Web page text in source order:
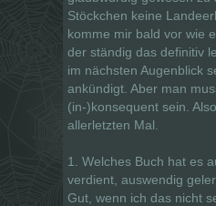
Stöckchen keine
komme mir bald vor wie
der ständig das definitiv
im nächsten Augenblick
ankündigt. Aber man
(in-)konsequent sein.
allerletzten Mal.
1. Welches Buch hat es
verdient, auswendig
Gut, wenn ich das nicht